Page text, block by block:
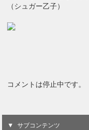
（シュガー乙子）
コメントは停止中です。
サブコンテンツ